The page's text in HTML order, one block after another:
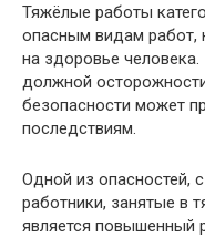
Тяжёлые работы
опасным видам работ,
на здоровье
должной
безопасности может
последствиям.
Одной из опасностей,
работники, занятые в
является повышенный